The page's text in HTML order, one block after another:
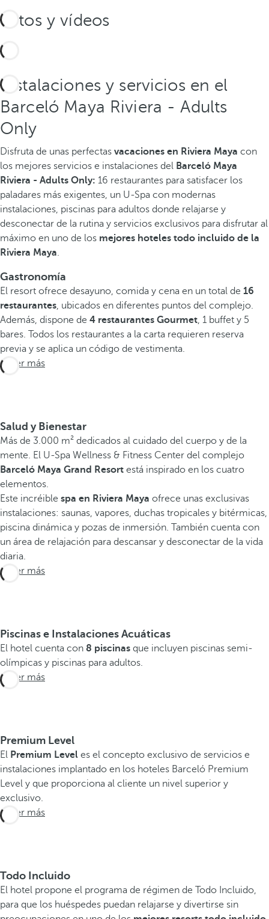
Fotos y vídeos
Instalaciones y servicios en el
Barceló Maya Riviera - Adults
Only
Disfruta de unas perfectas vacaciones en Riviera Maya con
los mejores servicios e instalaciones del Barceló Maya
Riviera - Adults Only: 16 restaurantes para satisfacer los
paladares más exigentes, un U-Spa con modernas
instalaciones, piscinas para adultos donde relajarse y
desconectar de la rutina y servicios exclusivos para disfrutar al
máximo en uno de los mejores hoteles todo incluido de la
Riviera Maya
Gastronomía
El resort ofrece desayuno, comida y cena en un total de 16
restaurantes , ubicados en diferentes puntos del complejo.
Además, dispone de 4 restaurantes Gourmet , 1 buffet y 5
bares. Todos los restaurantes a la carta requieren reserva
previa y se aplica un código de vestimenta.
Saber más
Salud y Bienestar
Más de 3.000 m² dedicados al cuidado del cuerpo y de la
mente. El U-Spa Wellness & Fitness Center del complejo
Barceló Maya Grand Resort está inspirado en los cuatro
elementos.
Este incréible spa en Riviera Maya ofrece unas exclusivas
instalaciones: saunas, vapores, duchas tropicales y bitérmicas,
piscina dinámica y pozas de inmersión. También cuenta con
un área de relajación para descansar y desconectar de la vida
diaria.
Saber más
Piscinas e Instalaciones Acuáticas
El hotel cuenta con 8 piscinas que incluyen piscinas semi-
olímpicas y piscinas para adultos.
Saber más
Premium Level
El Premium Level es el concepto exclusivo de servicios e
instalaciones implantado en los hoteles Barceló Premium
Level y que proporciona al cliente un nivel superior y
exclusivo.
Saber más
Todo Incluido
El hotel propone el programa de régimen de Todo Incluido,
para que los huéspedes puedan relajarse y divertirse sin
x
p
e
r
i
a